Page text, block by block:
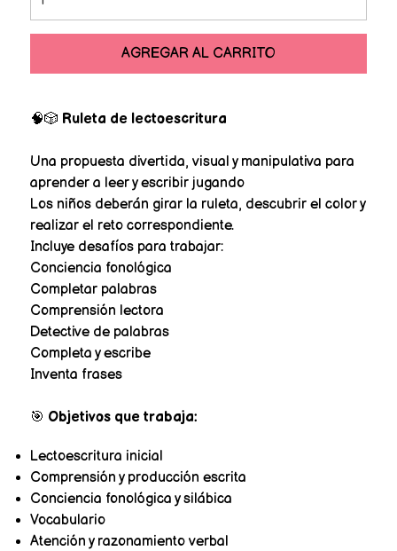
AGREGAR AL CARRITO
🧠🎲 Ruleta de lectoescritura
Una propuesta divertida, visual y manipulativa para
aprender a leer y escribir jugando
Los niños deberán girar la ruleta, descubrir el color y
realizar el reto correspondiente.
Incluye desafíos para trabajar:
Conciencia fonológica
Completar palabras
Comprensión lectora
Detective de palabras
Completa y escribe
Inventa frases
🎯 Objetivos que trabaja:
Lectoescritura inicial
Comprensión y producción escrita
Conciencia fonológica y silábica
Vocabulario
Atención y razonamiento verbal